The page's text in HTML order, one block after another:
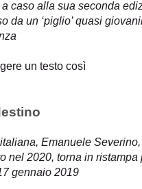
caso alla sua seconda
da un ‘piglio’ quasi
un testo così
Emanuele
nel 2020, torna in
gennaio 2019